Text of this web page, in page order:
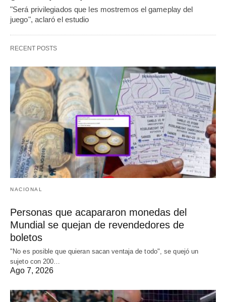
"Será privilegiados que les mostremos el gameplay del
juego", aclaró el estudio
RECENT POSTS
NACIONAL
Personas que acapararon monedas del
Mundial se quejan de revendedores de
boletos
"No es posible que quieran sacan ventaja de todo", se quejó un
sujeto con 200…
Ago 7, 2026